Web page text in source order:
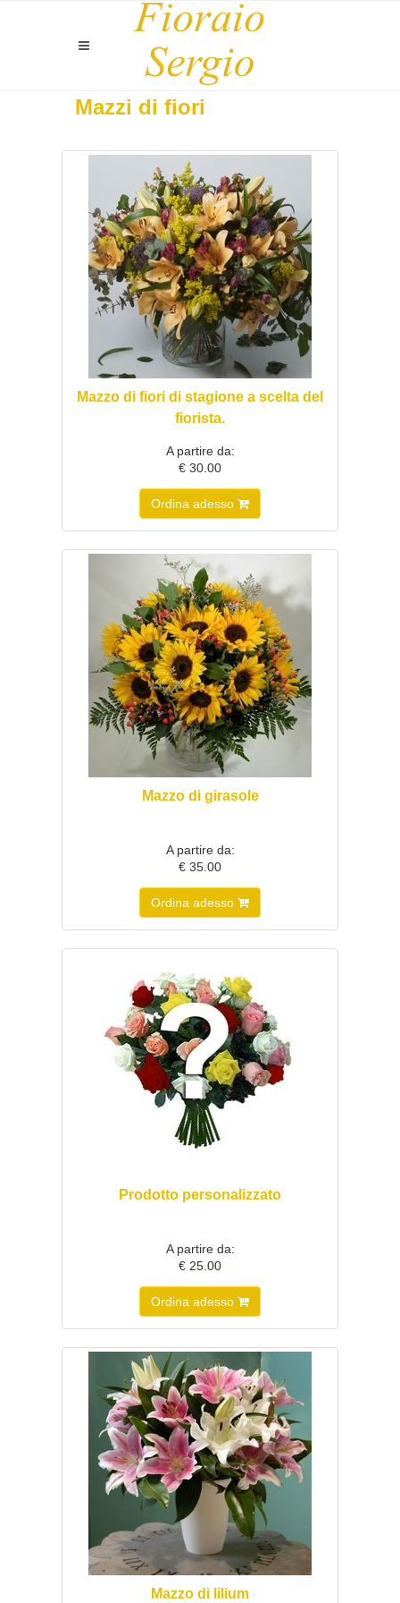
Mazzi di fiori
Mazzo di fiori di stagione a scelta del
fiorista.
A partire da:
€ 30.00
Ordina adesso
Mazzo di girasole
A partire da:
€ 35.00
Ordina adesso
Prodotto personalizzato
A partire da:
€ 25.00
Ordina adesso
Mazzo di lilium